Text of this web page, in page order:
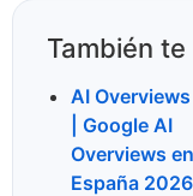
También
AI
| Google AI
Overviews en
España